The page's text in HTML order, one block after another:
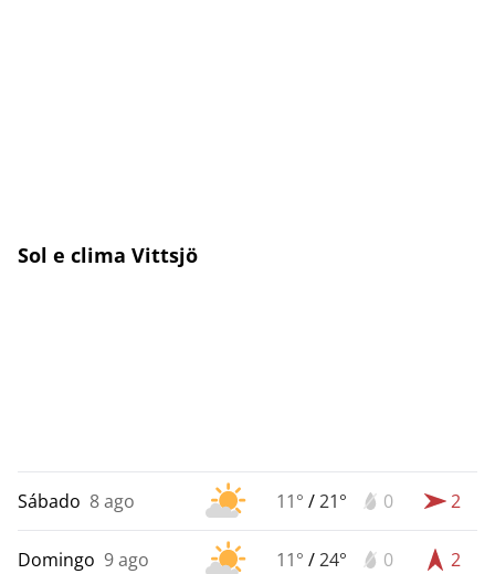
Sol e clima Vittsjö
Sábado 8 ago 11° /21° 0 2
Domingo 9 ago 11° /24° 0 2